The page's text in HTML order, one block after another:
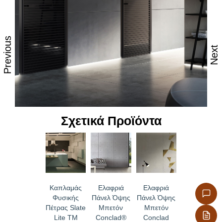
Υψηλές θερμομονωτικές και διαπνευστικές ιδιότητες
Εξαιρετική αντοχή στην κρούση, χάρη στην επιφάνεια
με βάση το τσιμέντο
Πυρίμαχο υλικό με πιστοποιημένη ευρωπαϊκή
ταξινόμηση.
Σταθερότητα των πάνελ ακόμα και σε πολύ υγρά
περιβάλλοντα μετά από ειδική επεξεργασία
Οικολογική συμβατότητα του υλικού
Δεν περιέχει φορμαλδεΰδη ή άλλες επικίνδυνες ουσίες
Ανθεκτικό σε τρωκτικά, μύκητες και έντομα
Ανθεκτικό σε ατμοσφαιρικές επιδράσεις και παγετό,
θρυμματισμό και περιττώματα ζώων.
Previous Next
Σχετικά Προϊόντα
Καπλαμάς
Φυσικής
Πέτρας Slate
Lite TM
Ελαφριά
Πάνελ Όψης
Μπετόν
Conclad®
Ελαφριά
Πάνελ Όψης
Μπετόν
Conclad